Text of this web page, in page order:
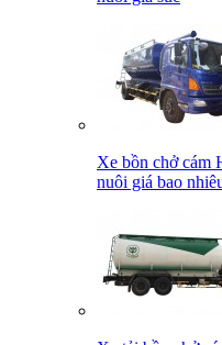
Xe bồn chở cám
nuôi giá bao